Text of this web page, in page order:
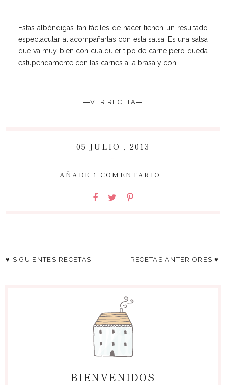
Estas albóndigas tan fáciles de hacer tienen un resultado
espectacular al acompañarlas con esta salsa. Es una salsa
que va muy bien con cualquier tipo de carne pero queda
estupendamente con las carnes a la brasa y con ...
―VER RECETA―
05 JULIO , 2013
AÑADE 1 COMENTARIO
♥ SIGUIENTES RECETAS RECETAS ANTERIORES ♥
BIENVENIDOS